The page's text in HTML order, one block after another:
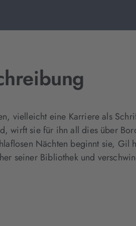
vielleicht eine Karriere als
wirft sie für ihn all dies über
Nächten beginnt sie,
seiner Bibliothek und